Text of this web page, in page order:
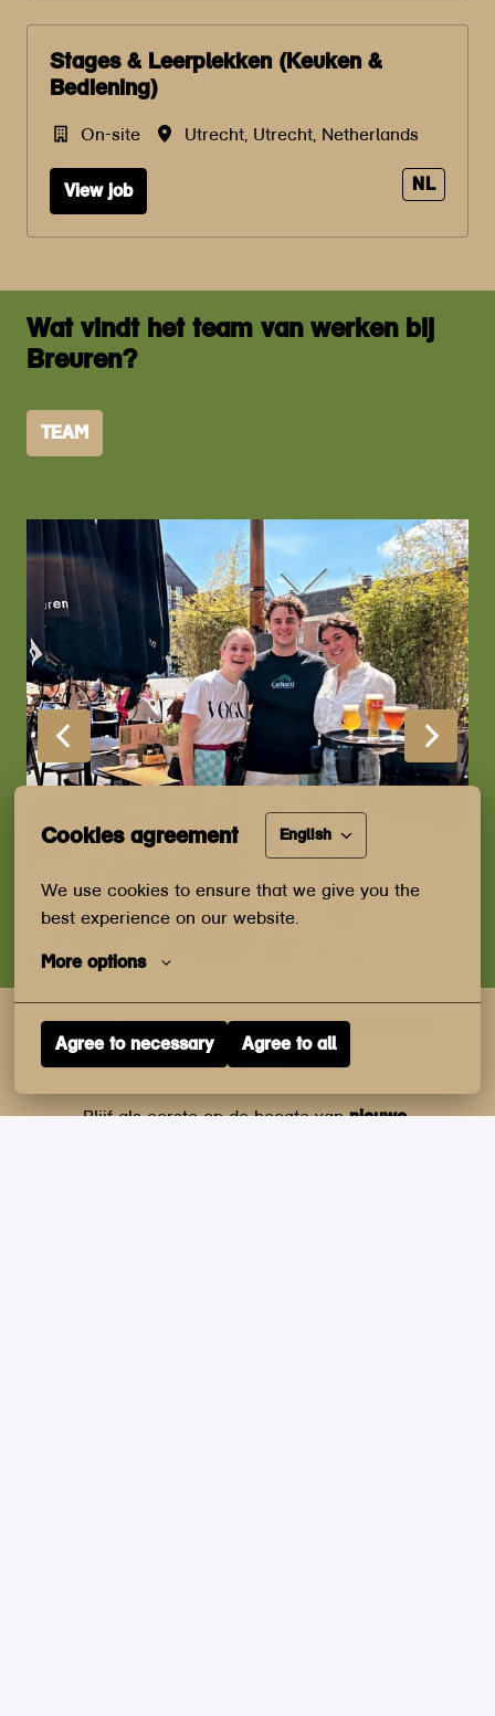
Cookies agreement English
We use cookies to ensure that we give you the
best experience on our website.
More options
Agree to necessary Agree to all
Stages & Leerplekken (Keuken &
Bediening)
On-site Utrecht Utrecht Netherlands
View job NL
Wat vindt het team van werken bij
Breuren?
TEAM
Meld je aan voor onze vacature-
alerts
Blijf als eerste op de hoogte van nieuwe